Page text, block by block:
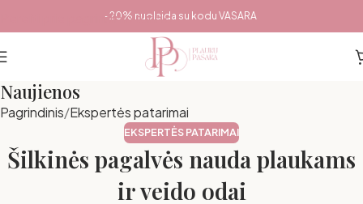
Pereiti prie pagrindinio turinio-20% nuolaida su kodu VASARA
Naujienos
Pagrindinis Ekspertės patarimai
EKSPERTĖS PATARIMAI
Šilkinės pagalvės nauda plaukams
ir veido odai